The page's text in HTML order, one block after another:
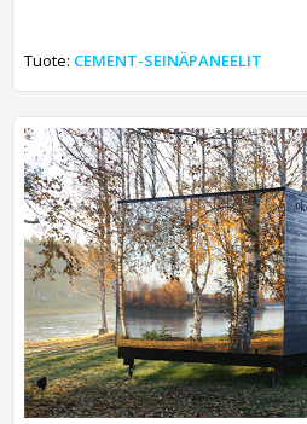
Tuote: CEMENT-SEINÄPANEELIT